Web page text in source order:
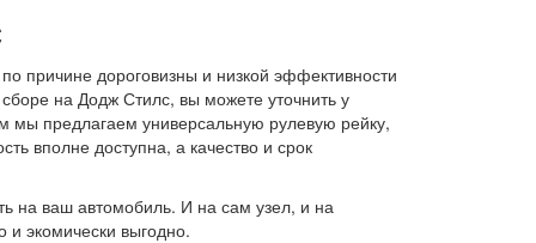
причине дороговизны и низкой эффективности
на Додж Стилс, вы можете уточнить у
мы предлагаем универсальную рулевую рейку,
вполне доступна, а качество и срок
на ваш автомобиль. И на сам узел, и на
экомически выгодно.